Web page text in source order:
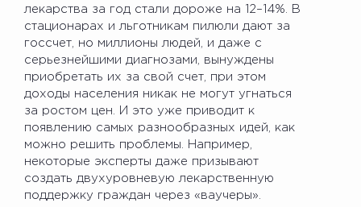
лекарства за год стали дороже на 12–14%. В
стационарах и льготникам пилюли дают за
госсчет, но миллионы людей, и даже с
серьезнейшими диагнозами, вынуждены
приобретать их за свой счет, при этом
доходы населения никак не могут угнаться
за ростом цен. И это уже приводит к
появлению самых разнообразных идей, как
можно решить проблемы. Например,
некоторые эксперты даже призывают
создать двухуровневую лекарственную
поддержку граждан через «ваучеры».